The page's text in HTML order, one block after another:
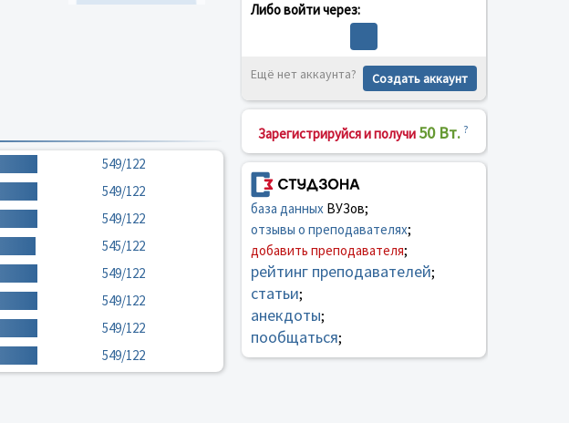
549/122
549/122
549/122
545/122
549/122
549/122
549/122
549/122
Либо войти через:
Ещё нет аккаунта? Создать аккаунт
Зарегистрируйся и получи 50 Вт. ?
база данныхВУЗов;
отзывы о преподавателях;
добавить преподавателя;
рейтинг преподавателей;
статьи;
анекдоты;
пообщаться;